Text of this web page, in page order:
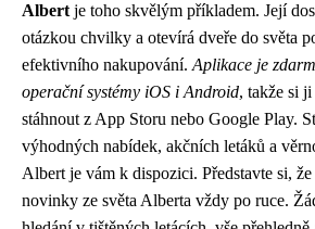
Albert je toho skvělým příkladem. Její
otázkou chvilky a otevírá dveře do světa
efektivního nakupování. Aplikace je
operační systémy iOS i Android, takže si ji
stáhnout z App Storu nebo Google Play.
výhodných nabídek, akčních letáků a
Albert je vám k dispozici. Představte si,
novinky ze světa Alberta vždy po ruce.